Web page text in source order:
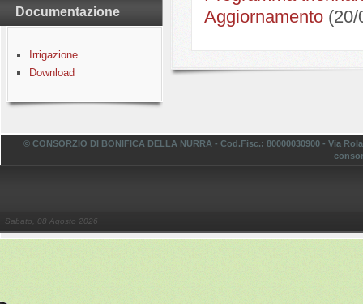
Documentazione
Irrigazione
Download
Aggiornamento(20/
© CONSORZIO DI BONIFICA DELLA NURRA - Cod.Fisc.: 80000030900 - Via
Sabato, 08 Agosto 2026